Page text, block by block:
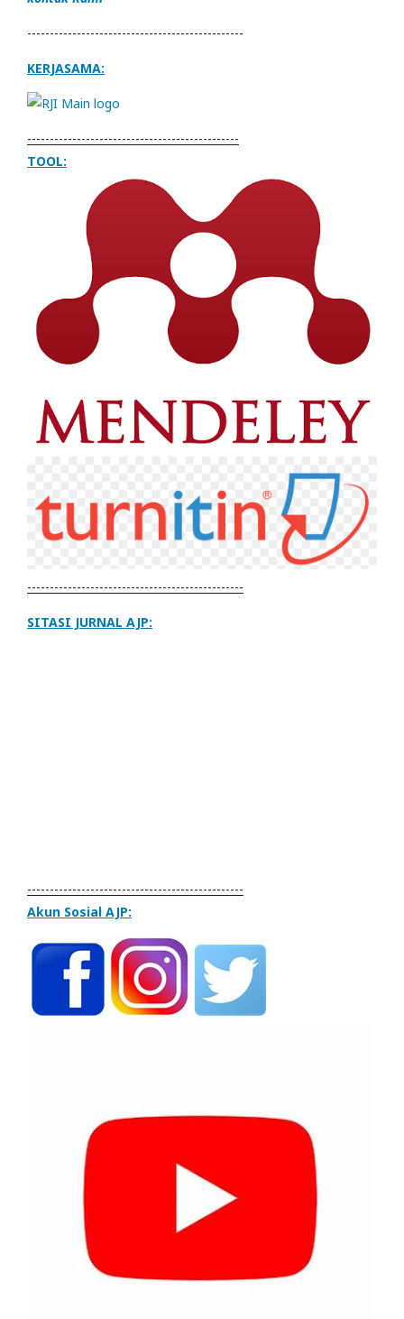
------------------------------------------------
KERJASAMA:
-----------------------------------------------
TOOL:
------------------------------------------------
SITASI JURNAL AJP:
------------------------------------------------
Akun Sosial AJP: